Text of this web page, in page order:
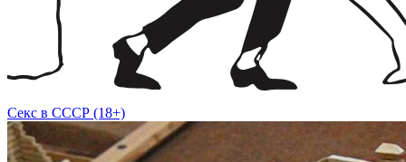
Секс в СССР (18+)